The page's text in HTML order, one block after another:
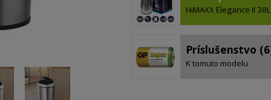
HiMAXX Elegance II 38L
Príslušenstvo
K tomuto modelu